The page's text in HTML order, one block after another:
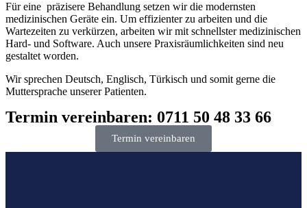
Für eine präzisere Behandlung setzen wir die modernsten
medizinischen Geräte ein. Um effizienter zu arbeiten und die
Wartezeiten zu verkürzen, arbeiten wir mit schnellster medizinischen
Hard- und Software. Auch unsere Praxisräumlichkeiten sind neu
gestaltet worden.
Wir sprechen Deutsch, Englisch, Türkisch und somit gerne die
Muttersprache unserer Patienten.
Termin vereinbaren: 0711 50 48 33 66
Termin vereinbaren